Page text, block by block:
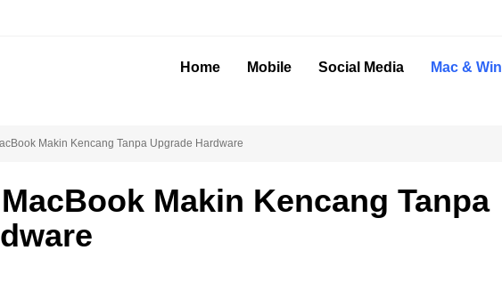
Home Mobile Social Media Mac & Win
Makin Kencang Tanpa Upgrade Hardware
Makin Kencang Tanpa